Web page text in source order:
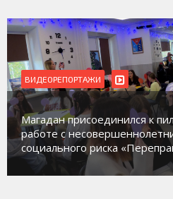
ВИДЕОРЕПОРТАЖИ
Магадан присоединился к
работе с
социального риска